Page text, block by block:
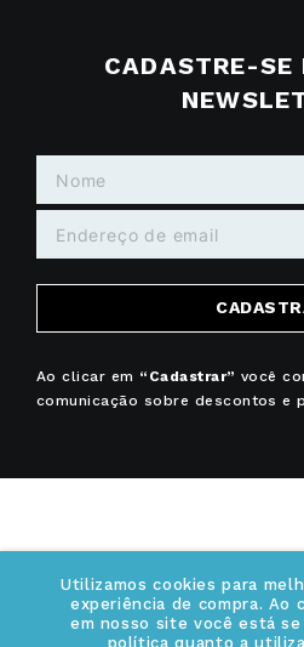
Utilizamos cookies para
experiência de compra. Ao
em nosso site você está se
política quanto a
CADASTRE-SE
Ao clicar em “Cadastrar” você
comunicação sobre descontos e
INSTITUCIONAL
Quem somos